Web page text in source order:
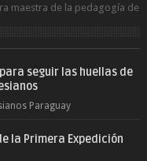
maestra de la pedagogía de
seguir las huellas de
Paraguay
la Primera Expedición